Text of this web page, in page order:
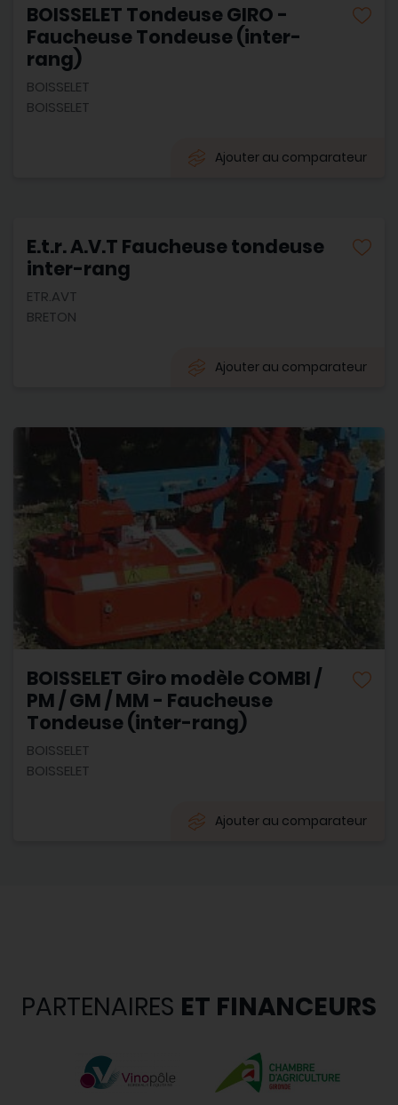
BOISSELET Tondeuse GIRO -
Faucheuse Tondeuse (inter-
rang)
BOISSELET
BOISSELET
Ajouter au comparateur
E.t.r. A.V.T Faucheuse tondeuse
inter-rang
ETR.AVT
BRETON
Ajouter au comparateur
BOISSELET Giro modèle COMBI /
PM / GM / MM - Faucheuse
Tondeuse (inter-rang)
BOISSELET
BOISSELET
Ajouter au comparateur
PARTENAIRES ET FINANCEURS